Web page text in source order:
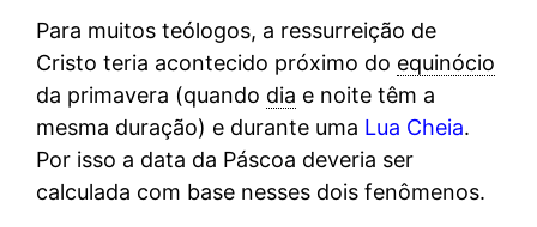
Para muitos teólogos, a ressurreição de
Cristo teria acontecido próximo do equinócio
da primavera (quando dia e noite têm a
mesma duração) e durante uma Lua Cheia.
Por isso a data da Páscoa deveria ser
calculada com base nesses dois fenômenos.